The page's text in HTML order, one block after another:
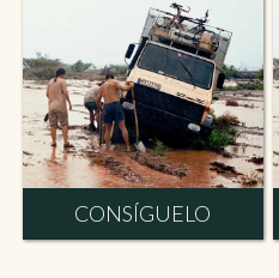
CONSÍGUELO